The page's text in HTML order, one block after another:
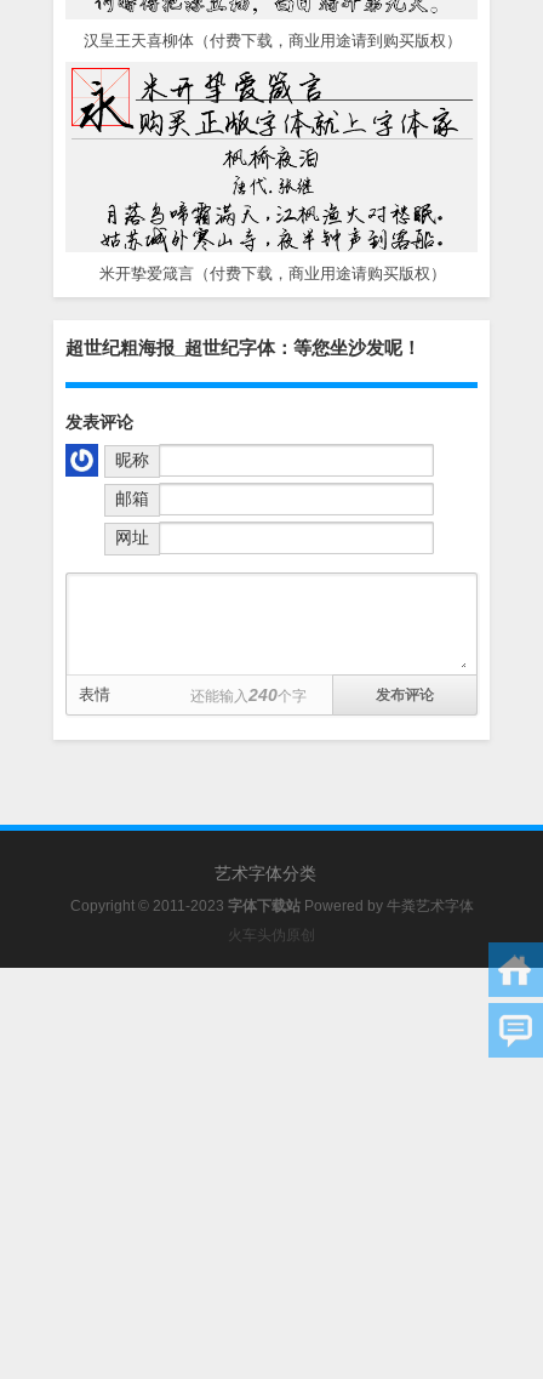
汉呈王天喜柳体（付费下载，商业用途请到购买版权）
米开挚爱箴言（付费下载，商业用途请购买版权）
超世纪粗海报_超世纪字体：等您坐沙发呢！
发表评论
昵称
邮箱
网址
表情 还能输入240个字
艺术字体分类
Copyright © 2011-2023 字体下载站 Powered by 牛粪艺术字体
火车头伪原创